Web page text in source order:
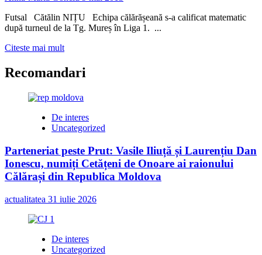
Futsal Cătălin NIȚU Echipa călărășeană s-a calificat matematic
după turneul de la Tg. Mureș în Liga 1. ...
Citeste mai multRead
about
Dunărea
promovat
Liga
1!
Recomandari
De interes
Uncategorized
Parteneriat peste Prut: Vasile Iliuță și Laurențiu Dan
Ionescu, numiți Cetățeni de Onoare ai raionului
Călărași din Republica Moldova
actualitatea 31 iulie 2026
De interes
Uncategorized